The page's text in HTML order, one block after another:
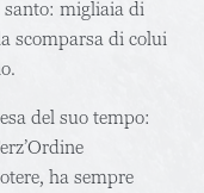
santo: migliaia di
scomparsa di colui
del suo tempo:
ha sempre